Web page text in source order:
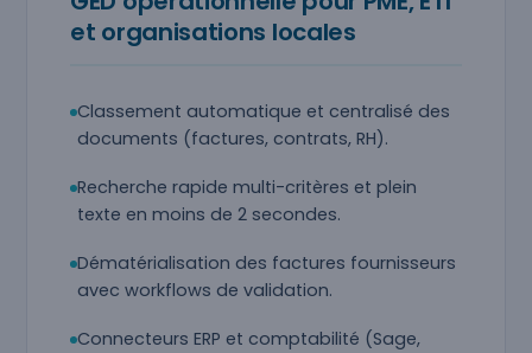
et organisations locales
Classement automatique et centralisé des
documents (factures, contrats, RH).
Recherche rapide multi-critères et plein
texte en moins de 2 secondes.
Dématérialisation des factures fournisseurs
avec workflows de validation.
Connecteurs ERP et comptabilité (Sage,